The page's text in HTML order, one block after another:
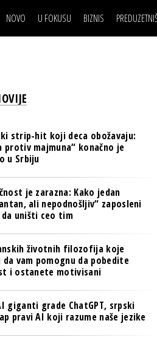
NOVO U FOKUSU BIZNIS
BREND I
BANKE
TECH I AI
BIZNIS & SPORT
PULS REGIONA
NOVO NA RAFU
IZJAVA DANABIZNIS SCENA
OSIGURANJE
TECH I AI
PULS REGIONA
strip-hit koji deca obožavaju:
protiv majmuna“ konačno je
u Srbiju
je zarazna: Kako jedan
ali nepodnošljiv“ zaposleni
da uništi ceo tim
životnih filozofija koje
da vam pomognu da pobedite
i ostanete motivisani
giganti grade ChatGPT, srpski
pravi AI koji razume naše jezike